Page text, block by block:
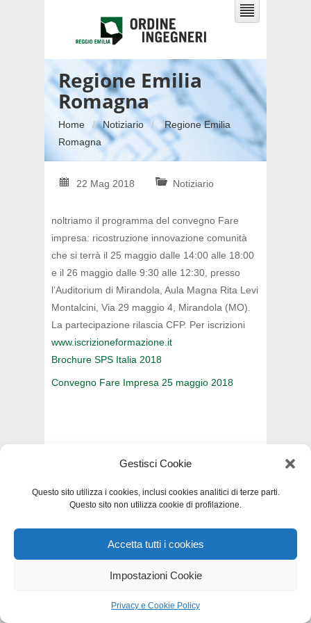
Gestisci Cookie
Questo sito utilizza i cookies, inclusi cookies analitici di terze parti.
Questo sito non utilizza cookie di profilazione.
Accetta tutti i cookies
Impostazioni Cookie
Privacy e Cookie Policy
Regione Emilia
Romagna
Home Notiziario
Regione Emilia
Romagna
22 Mag 2018 Notiziario
noltriamo il programma del convegno Fare
impresa: ricostruzione innovazione comunità
che si terrà il 25 maggio dalle 14:00 alle 18:00
e il 26 maggio dalle 9:30 alle 12:30, presso
l’Auditorium di Mirandola, Aula Magna Rita Levi
Montalcini, Via 29 maggio 4, Mirandola (MO).
La partecipazione rilascia CFP. Per iscrizioni
www.iscrizioneformazione.it
Brochure SPS Italia 2018
Convegno Fare Impresa 25 maggio 2018